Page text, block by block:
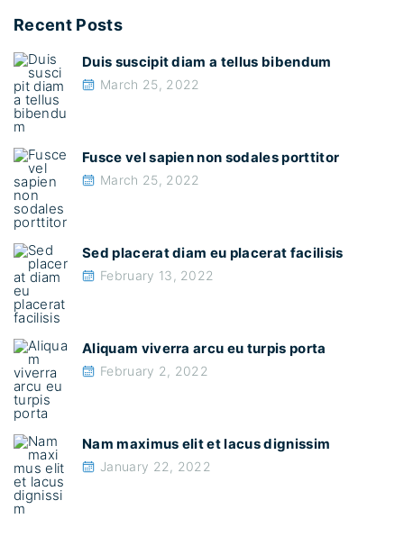
Recent Posts
Duis suscipit diam a tellus bibendum
March 25, 2022
Fusce vel sapien non sodales porttitor
March 25, 2022
Sed placerat diam eu placerat facilisis
February 13, 2022
Aliquam viverra arcu eu turpis porta
February 2, 2022
Nam maximus elit et lacus dignissim
January 22, 2022